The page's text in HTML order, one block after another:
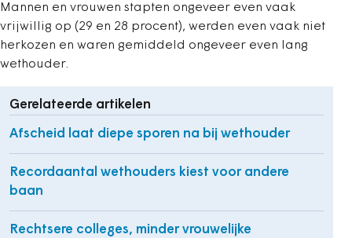
Mannen en vrouwen stapten ongeveer even vaak
vrijwillig op (29 en 28 procent), werden even vaak niet
herkozen en waren gemiddeld ongeveer even lang
wethouder.
Gerelateerde artikelen
Afscheid laat diepe sporen na bij wethouder
Recordaantal wethouders kiest voor andere
baan
Rechtsere colleges, minder vrouwelijke